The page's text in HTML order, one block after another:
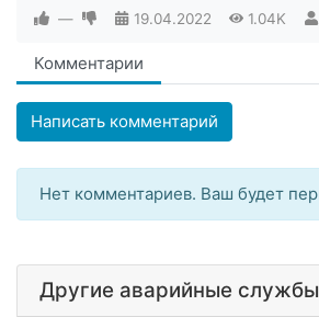
— 19.04.2022 1.04K
Комментарии
Написать комментарий
Нет комментариев. Ваш будет
Другие аварийные службы